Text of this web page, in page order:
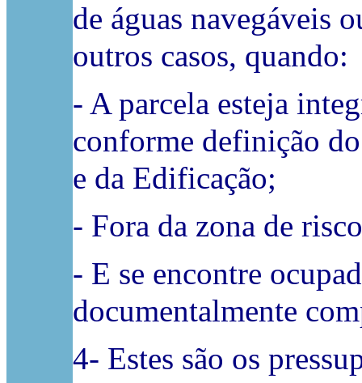
de águas navegáveis
outros casos, quando:
- A parcela esteja
conforme definição
e da Edificação;
- Fora da zona de
- E se encontre
documentalmente
4- Estes são os